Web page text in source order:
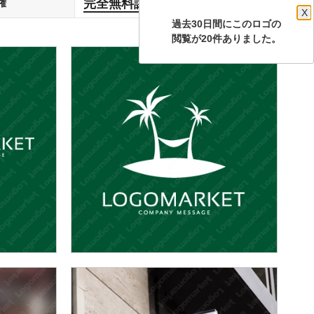
過去30日間にこのロゴの
X
閲覧が20件ありました。